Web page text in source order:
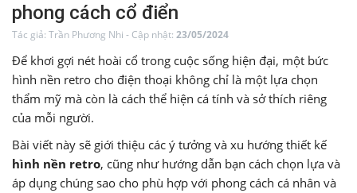
phong cách cổ điển
Tác giả: Trần Phương Nhi - Cập nhật: 23/05/2024
Để khơi gợi nét hoài cổ trong cuộc sống hiện đại, một bức
hình nền retro cho điện thoại không chỉ là một lựa chọn
thẩm mỹ mà còn là cách thể hiện cá tính và sở thích riêng
của mỗi người.
Bài viết này sẽ giới thiệu các ý tưởng và xu hướng thiết kế
hình nền retro, cũng như hướng dẫn bạn cách chọn lựa và
áp dụng chúng sao cho phù hợp với phong cách cá nhân và